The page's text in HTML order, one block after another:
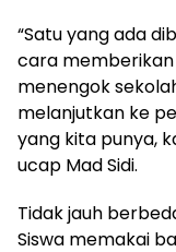
“Satu yang ada
cara
menengok
melanjutkan ke
yang kita punya,
ucap Mad Sidi.
Tidak jauh
Siswa memakai